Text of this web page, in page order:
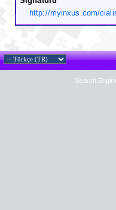
http://myinxus.com/
Search